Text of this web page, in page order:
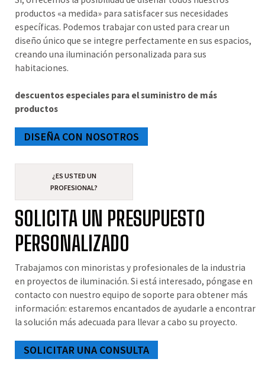
productos «a medida» para satisfacer sus necesidades
específicas. Podemos trabajar con usted para crear un
diseño único que se integre perfectamente en sus espacios,
creando una iluminación personalizada para sus
habitaciones.
descuentos especiales para el suministro de más
productos
DISEÑA CON NOSOTROS
¿ES USTED UN
PROFESIONAL?
SOLICITA UN PRESUPUESTO
PERSONALIZADO
Trabajamos con minoristas y profesionales de la industria
en proyectos de iluminación. Si está interesado, póngase en
contacto con nuestro equipo de soporte para obtener más
información: estaremos encantados de ayudarle a encontrar
la solución más adecuada para llevar a cabo su proyecto.
SOLICITAR UNA CONSULTA